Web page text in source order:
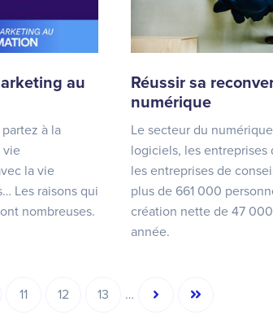
au
à la
vie
la vie
Les raisons qui
nombreuses.
Réussir sa
numérique
Le secteur du
logiciels, les
les entreprises de
plus de 661 000
création nette de 47
année.
Page
11 Page
12 Page
13 …
Page
Dernière